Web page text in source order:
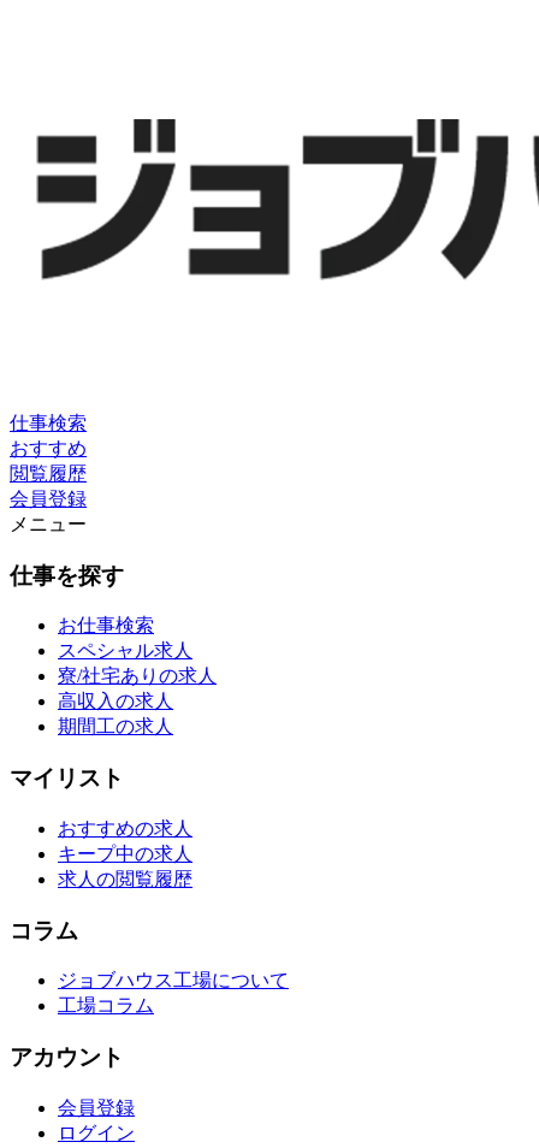
仕事検索
おすすめ
閲覧履歴
会員登録
メニュー
仕事を探す
お仕事検索
スペシャル求人
寮/社宅ありの求人
高収入の求人
期間工の求人
マイリスト
おすすめの求人
キープ中の求人
求人の閲覧履歴
コラム
ジョブハウス工場について
工場コラム
アカウント
会員登録
ログイン